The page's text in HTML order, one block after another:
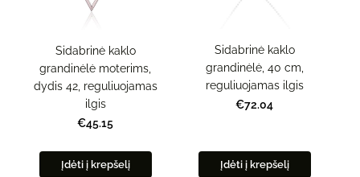
Sidabrinė kaklo
grandinėlė moterims,
dydis 42, reguliuojamas
ilgis
€45.15
Įdėti į krepšelį
Sidabrinė kaklo
grandinėlė, 40 cm,
reguliuojamas ilgis
€72.04
Įdėti į krepšelį